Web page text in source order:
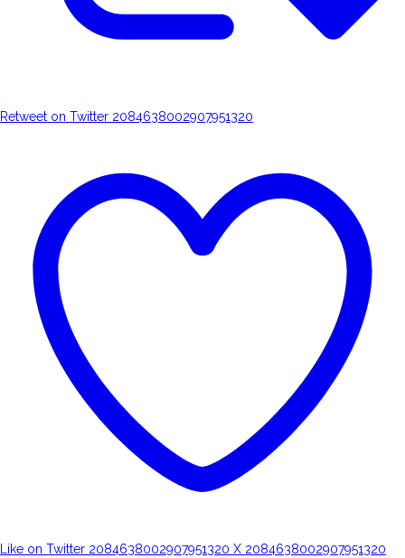
Retweet on Twitter 2084638002907951320
Like on Twitter 2084638002907951320 X 2084638002907951320